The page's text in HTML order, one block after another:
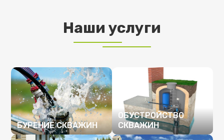
Наши услуги
БУРЕНИЕ СКВАЖИН
ОБУСТРОЙСТВО
СКВАЖИН